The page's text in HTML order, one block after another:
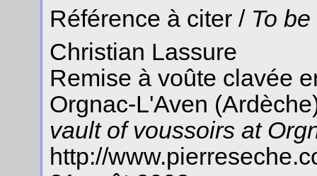
Référence à citer / To
Christian Lassure
Remise à voûte clavée
Orgnac-L'Aven
vault of voussoirs at
http://